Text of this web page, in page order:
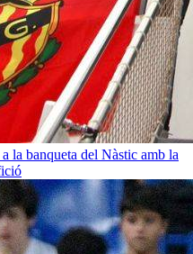
la banqueta del Nàstic amb la